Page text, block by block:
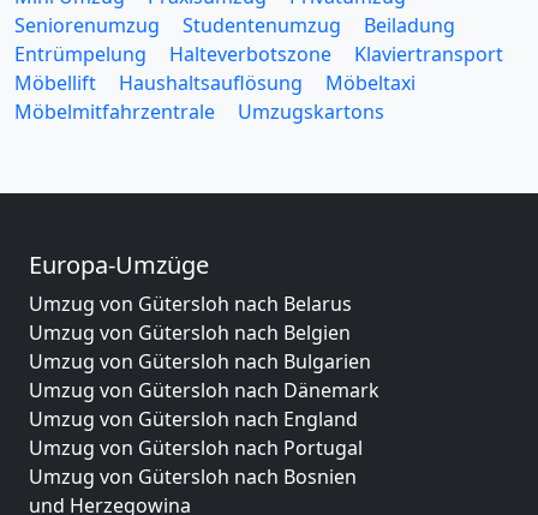
Seniorenumzug
Studentenumzug
Beiladung
Entrümpelung
Halteverbotszone
Klaviertransport
Möbellift
Haushaltsauflösung
Möbeltaxi
Möbelmitfahrzentrale
Umzugskartons
Europa-Umzüge
Umzug von Gütersloh nach Belarus
Umzug von Gütersloh nach Belgien
Umzug von Gütersloh nach Bulgarien
Umzug von Gütersloh nach Dänemark
Umzug von Gütersloh nach England
Umzug von Gütersloh nach Portugal
Umzug von Gütersloh nach Bosnien
und Herzegowina